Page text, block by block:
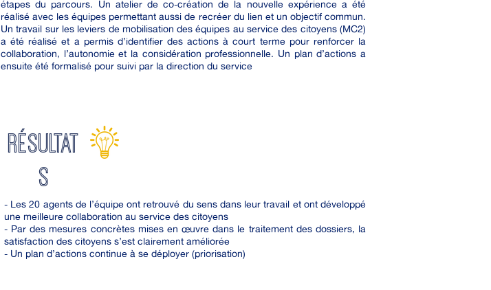
étapes du parcours. Un atelier de co-création de la nouvelle expérience a été
réalisé avec les équipes permettant aussi de recréer du lien et un objectif commun.
Un travail sur les leviers de mobilisation des équipes au service des citoyens (MC2)
a été réalisé et a permis d’identifier des actions à court terme pour renforcer la
collaboration, l’autonomie et la considération professionnelle. Un plan d’actions a
ensuite été formalisé pour suivi par la direction du service
RÉSULTAT
S
- Les 20 agents de l’équipe ont retrouvé du sens dans leur travail et ont développé
une meilleure collaboration au service des citoyens
- Par des mesures concrètes mises en œuvre dans le traitement des dossiers, la
satisfaction des citoyens s’est clairement améliorée
- Un plan d’actions continue à se déployer (priorisation)